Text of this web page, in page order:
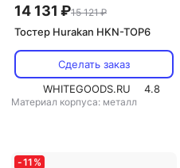
14 131 ₽15 121 ₽
Тостер Hurakan HKN-TOP6
Сделать заказ
WHITEGOODS.RU
4.8
Материал корпуса: металл
-11 %